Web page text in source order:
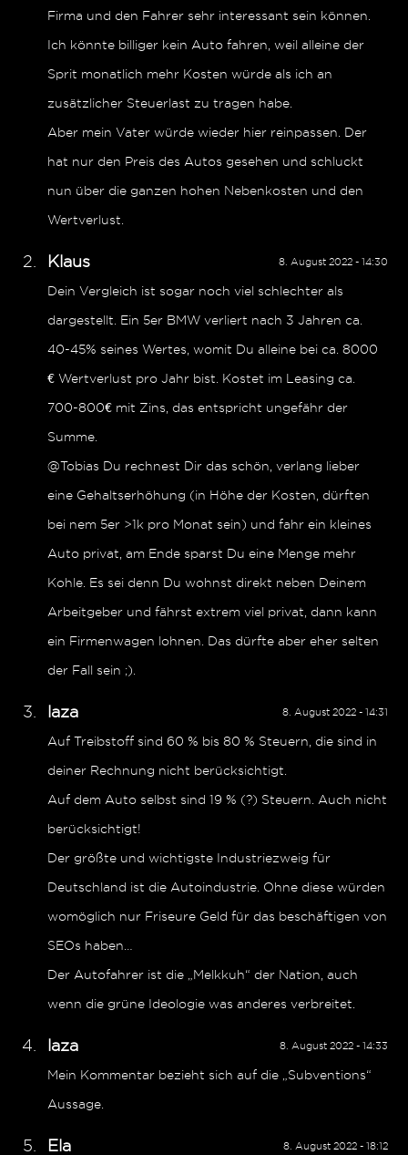
Firma und den Fahrer sehr interessant sein können.
Ich könnte billiger kein Auto fahren, weil alleine der
Sprit monatlich mehr Kosten würde als ich an
zusätzlicher Steuerlast zu tragen habe.
Aber mein Vater würde wieder hier reinpassen. Der
hat nur den Preis des Autos gesehen und schluckt
nun über die ganzen hohen Nebenkosten und den
Wertverlust.
8. August 2022 - 14:30
Klaus
Dein Vergleich ist sogar noch viel schlechter als
dargestellt. Ein 5er BMW verliert nach 3 Jahren ca.
40-45% seines Wertes, womit Du alleine bei ca. 8000
€ Wertverlust pro Jahr bist. Kostet im Leasing ca.
700-800€ mit Zins, das entspricht ungefähr der
Summe.
@Tobias Du rechnest Dir das schön, verlang lieber
eine Gehaltserhöhung (in Höhe der Kosten, dürften
bei nem 5er >1k pro Monat sein) und fahr ein kleines
Auto privat, am Ende sparst Du eine Menge mehr
Kohle. Es sei denn Du wohnst direkt neben Deinem
Arbeitgeber und fährst extrem viel privat, dann kann
ein Firmenwagen lohnen. Das dürfte aber eher selten
der Fall sein ;).
8. August 2022 - 14:31
laza
Auf Treibstoff sind 60 % bis 80 % Steuern, die sind in
deiner Rechnung nicht berücksichtigt.
Auf dem Auto selbst sind 19 % (?) Steuern. Auch nicht
berücksichtigt!
Der größte und wichtigste Industriezweig für
Deutschland ist die Autoindustrie. Ohne diese würden
womöglich nur Friseure Geld für das beschäftigen von
SEOs haben…
Der Autofahrer ist die „Melkkuh“ der Nation, auch
wenn die grüne Ideologie was anderes verbreitet.
8. August 2022 - 14:33
laza
Mein Kommentar bezieht sich auf die „Subventions“
Aussage.
8. August 2022 - 18:12
Ela